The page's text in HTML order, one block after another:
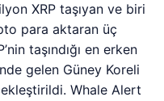
XRP taşıyan ve biri
para aktaran üç
taşındığı en erken
gelen Güney Koreli
Whale Alert